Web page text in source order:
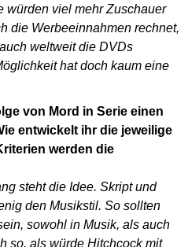
würden viel mehr Zuschauer
die Werbeeinnahmen rechnet,
weltweit die DVDs
hat doch kaum eine
von Mord in Serie einen
entwickelt ihr die jeweilige
werden die
steht die Idee. Skript und
den Musikstil. So sollten
sowohl in Musik, als auch
so, als würde Hitchcock mit